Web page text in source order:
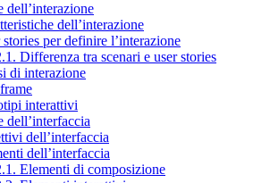
dell’interazione
dell’interazione
per definire l’interazione
Differenza tra scenari e user stories
di interazione
interattivi
dell’interfaccia
dell’interfaccia
dell’interfaccia
Elementi di composizione